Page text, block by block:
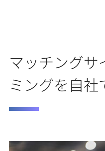
マッチングサ
ミングを自社